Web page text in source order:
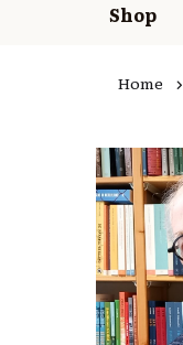
Shop
Home